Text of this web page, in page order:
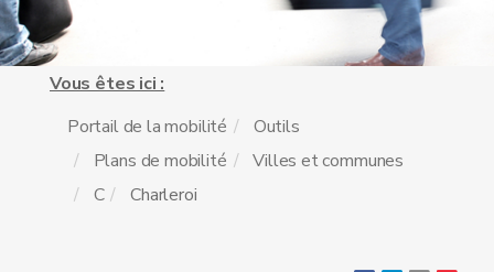
Vous êtes ici :
Portail de la mobilité
Outils
Plans de mobilité
Villes et communes
C
Charleroi